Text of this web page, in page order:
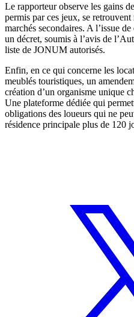
Le rapporteur observe les gains
permis par ces jeux, se
marchés secondaires. A l’issue
un décret, soumis à l’avis de
liste de JONUM autorisés.
Enfin, en ce qui concerne les
meublés touristiques, un
création d’un organisme unique
Une plateforme dédiée qui
obligations des loueurs qui ne
résidence principale plus de 120